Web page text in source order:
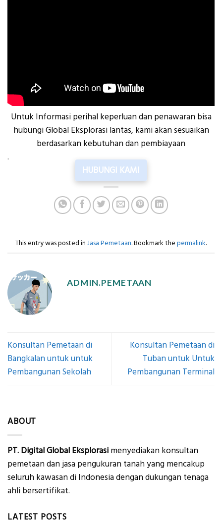
Untuk Informasi perihal keperluan dan penawaran bisa
hubungi Global Eksplorasi lantas, kami akan sesuaikan
berdasarkan kebutuhan dan pembiayaan
.
HUBUNGI KAMI
This entry was posted in Jasa Pemetaan. Bookmark the permalink.
ADMIN.PEMETAAN
Konsultan Pemetaan di
Bangkalan untuk untuk
Pembangunan Sekolah
Konsultan Pemetaan di
Tuban untuk Untuk
Pembangunan Terminal
ABOUT
PT. Digital Global Eksplorasi menyediakan konsultan
pemetaan dan jasa pengukuran tanah yang mencakup
seluruh kawasan di Indonesia dengan dukungan tenaga
ahli bersertifikat.
LATEST POSTS